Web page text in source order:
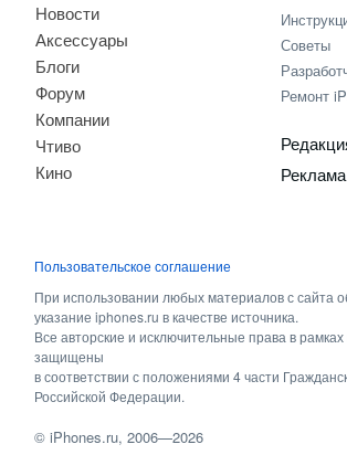
Новости
Аксессуары
Блоги
Форум
Компании
Чтиво
Кино
Советы
Ремонт
Реклама
Пользовательское соглашение
При использовании любых материалов с сайта
указание iphones.ru в качестве источника.
Все авторские и исключительные права в рамках
защищены
в соответствии с положениями 4 части
Российской Федерации.
©iPhones.ru, 2006—2026